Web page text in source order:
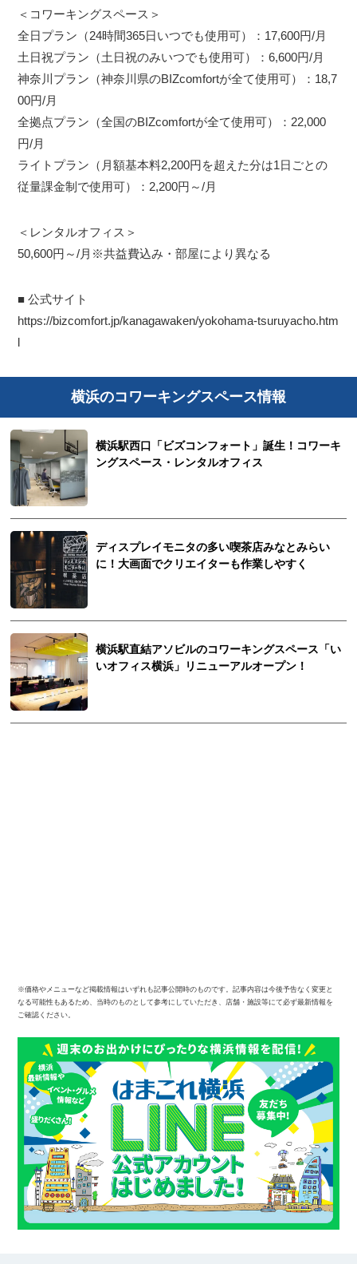
＜コワーキングスペース＞
全日プラン（24時間365日いつでも使用可）：17,600円/月
土日祝プラン（土日祝のみいつでも使用可）：6,600円/月
神奈川プラン（神奈川県のBIZcomfortが全て使用可）：18,7
00円/月
全拠点プラン（全国のBIZcomfortが全て使用可）：22,000
円/月
ライトプラン（月額基本料2,200円を超えた分は1日ごとの
従量課金制で使用可）：2,200円～/月
＜レンタルオフィス＞
50,600円～/月※共益費込み・部屋により異なる
■ 公式サイト
https://bizcomfort.jp/kanagawaken/yokohama-tsuruyacho.htm
l
横浜のコワーキングスペース情報
横浜駅西口「ビズコンフォート」誕生！コワーキ
ングスペース・レンタルオフィス
ディスプレイモニタの多い喫茶店みなとみらい
に！大画面でクリエイターも作業しやすく
横浜駅直結アソビルのコワーキングスペース「い
いオフィス横浜」リニューアルオープン！
※価格やメニューなど掲載情報はいずれも記事公開時のものです。記事内容は今後予告なく変更と
なる可能性もあるため、当時のものとして参考にしていただき、店舗・施設等にて必ず最新情報を
ご確認ください。